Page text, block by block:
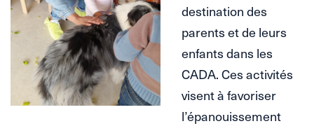
destination des
parents et de leurs
enfants dans les
CADA. Ces activités
visent à favoriser
l’épanouissement